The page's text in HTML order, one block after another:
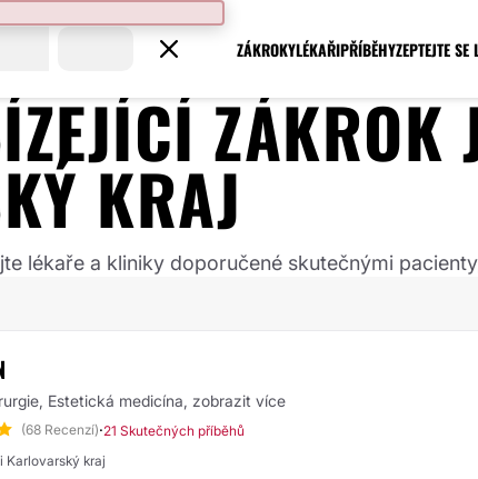
ZÁKROKYLÉKAŘIPŘÍBĚHYZEPTEJTE SE
ZÁKROK
KRAJ
lékaře a kliniky doporučené skutečnými
Estetická medicína, zobrazit více
(68 Recenzí)·21 Skutečných příběhů
Karlovarský kraj